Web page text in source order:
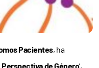
Pacientes, ha
Perspectiva de Género’,